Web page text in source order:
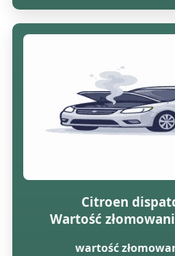
Citroen
Wartość
wartość